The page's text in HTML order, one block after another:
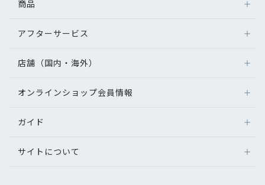
商品
アフターサービス
店舗（国内・海外）
オンラインショップ会員情報
ガイド
サイトについて